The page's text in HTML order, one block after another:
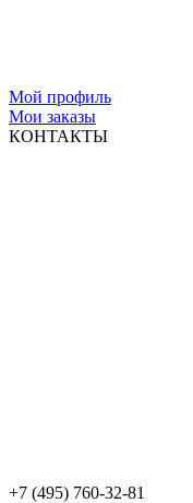
Мой профиль
Мои заказы
КОНТАКТЫ
+7 (495) 760-32-81